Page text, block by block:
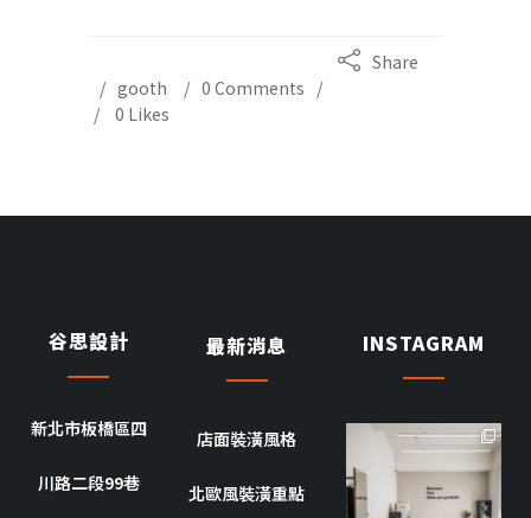
gooth 0 Comments
Share
0 Likes
谷思設計
新北市板橋區四
川路二段99巷
最新消息
店面裝潢風格
北歐風裝潢重點
INSTAGRAM
goothdesign
10 月 8